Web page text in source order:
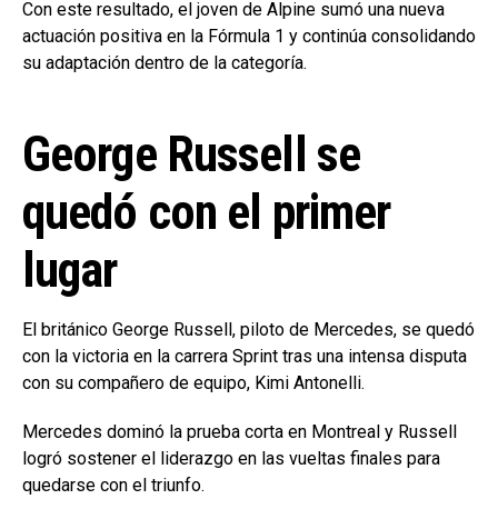
Con este resultado, el joven de Alpine sumó una nueva
actuación positiva en la Fórmula 1 y continúa consolidando
su adaptación dentro de la categoría.
George Russell se
quedó con el primer
lugar
El británico George Russell, piloto de Mercedes, se quedó
con la victoria en la carrera Sprint tras una intensa disputa
con su compañero de equipo, Kimi Antonelli.
Mercedes dominó la prueba corta en Montreal y Russell
logró sostener el liderazgo en las vueltas finales para
quedarse con el triunfo.